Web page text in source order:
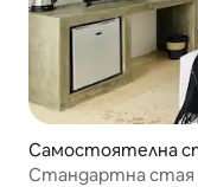
Самостоятелна
tara
Стандартна стая